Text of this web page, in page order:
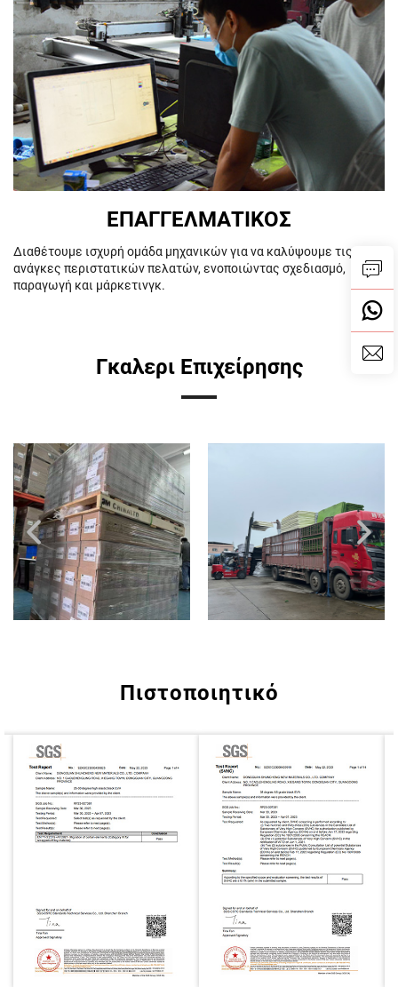
ΕΠΑΓΓΕΛΜΑΤΙΚΟΣ
Διαθέτουμε ισχυρή ομάδα μηχανικών για να καλύψουμε τις
ανάγκες περιστατικών πελατών, ενοποιώντας σχεδιασμό,
παραγωγή και μάρκετινγκ.
Γκαλερι Επιχείρησης
Πιστοποιητικό